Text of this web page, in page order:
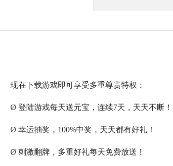
现在下载游戏即可享受多重尊贵特权：
Ø 登陆游戏每天送元宝，连续7天，天天不断！
Ø 幸运抽奖，100%中奖，天天都有好礼！
Ø 刺激翻牌，多重好礼每天免费放送！